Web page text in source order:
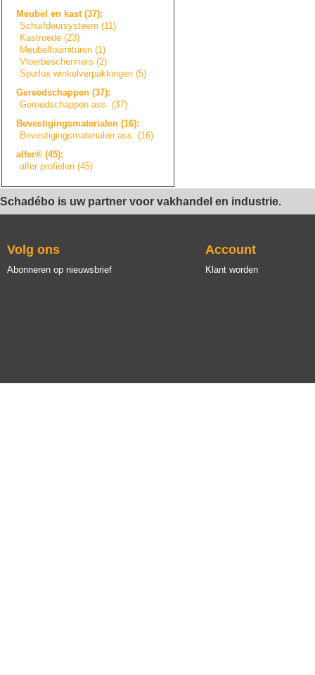
Meubel en kast (37):
Schuifdeursysteem (11)
Kastroede (23)
Meubelfournituren (1)
Vloerbeschermers (2)
Spurlux winkelverpakkingen (5)
Gereedschappen (37):
Gereedschappen ass. (37)
Bevestigingsmaterial en (16):
Bevestigingsmaterialen ass. (16)
alfer® (45):
alfer profielen (45)
Schadébo is uw partner voor vakhandel en industrie.
Volg ons
Abonneren op nieuwsbrief
Account
Klant worden